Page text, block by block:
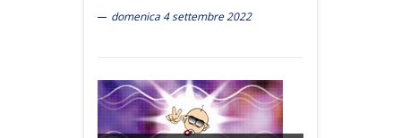
domenica 4 settembre 2022